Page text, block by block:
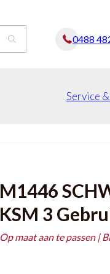
0488
Service
M1446
KSM 3
Op maat aan te passen |